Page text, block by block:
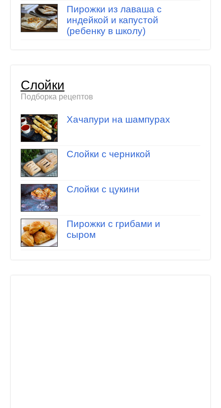
Пирожки из лаваша с
индейкой и капустой
(ребенку в школу)
Слойки
Подборка рецептов
Хачапури на шампурах
Слойки с черникой
Слойки с цукини
Пирожки с грибами и
сыром